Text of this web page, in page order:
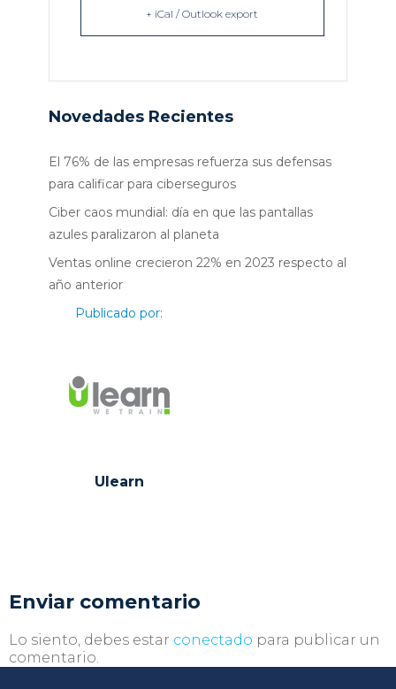
+ iCal / Outlook export
Novedades Recientes
El 76% de las empresas refuerza sus defensas
para calificar para ciberseguros
Ciber caos mundial: día en que las pantallas
azules paralizaron al planeta
Ventas online crecieron 22% en 2023 respecto al
año anterior
Publicado por:
Ulearn
Enviar comentario
Lo siento, debes estar conectado para publicar un
comentario.